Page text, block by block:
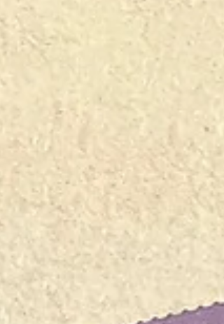
Einsatz. Der PYB-Streamer wurde dazu auf den
Monobetrieb umgestellt und der DSP hat ein
dazu passendes Setup erhalten.